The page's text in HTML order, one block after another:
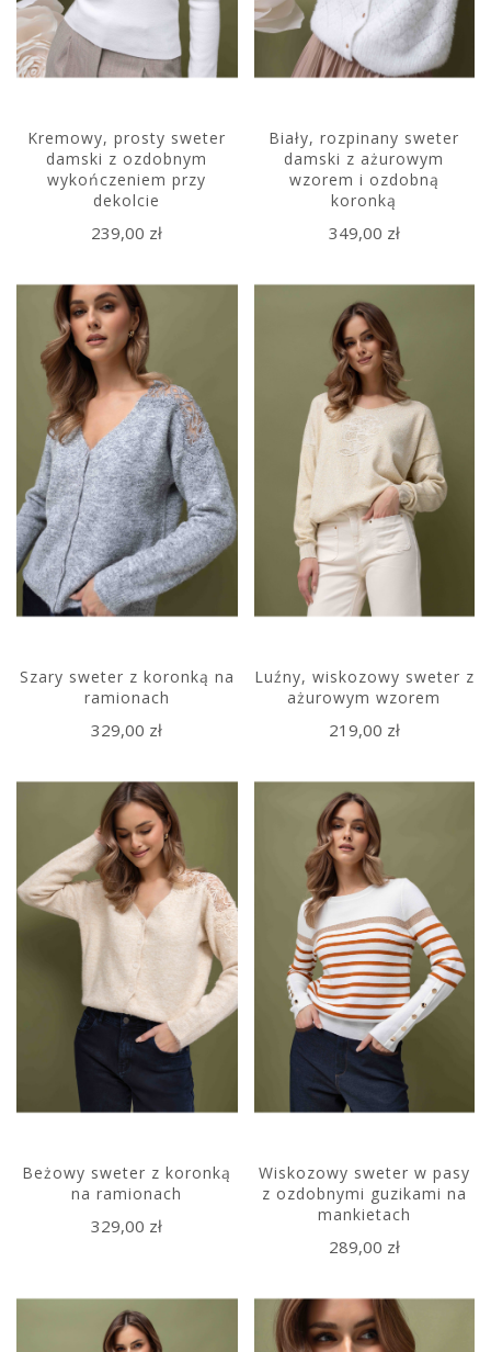
Kremowy, prosty sweter
damski z ozdobnym
wykończeniem przy
dekolcie
239,00 zł
Biały, rozpinany sweter
damski z ażurowym
wzorem i ozdobną
koronką
349,00 zł
Szary sweter z koronką na
ramionach
329,00 zł
Luźny, wiskozowy sweter z
ażurowym wzorem
219,00 zł
Beżowy sweter z koronką
na ramionach
329,00 zł
Wiskozowy sweter w pasy
z ozdobnymi guzikami na
mankietach
289,00 zł